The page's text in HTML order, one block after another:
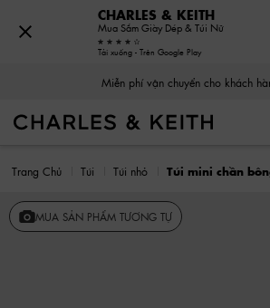
Miễn phí vận chuyển cho khách
Trang Chủ Túi Túi nhỏ Túi mini chần
MUA SẢN PHẨM TƯƠNG TỰ
CHARLES & KEITH
Mua Sắm Giày Dép & Túi Nữ
Tải xuống - Trên Google Play